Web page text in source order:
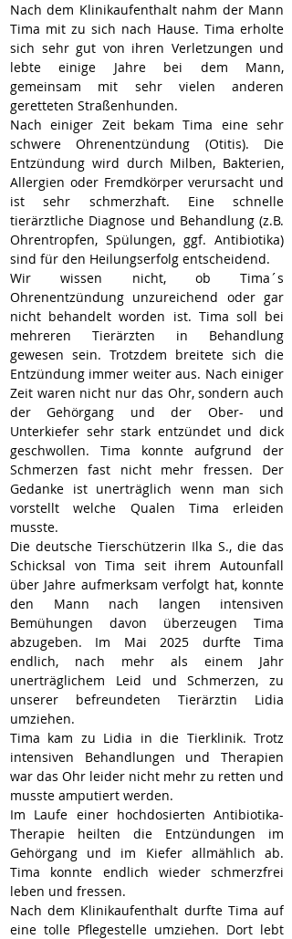
Nach dem Klinikaufenthalt nahm der Mann
Tima mit zu sich nach Hause. Tima erholte
sich sehr gut von ihren Verletzungen und
lebte einige Jahre bei dem Mann,
gemeinsam mit sehr vielen anderen
geretteten Straßenhunden.
Nach einiger Zeit bekam Tima eine sehr
schwere Ohrenentzündung (Otitis). Die
Entzündung wird durch Milben, Bakterien,
Allergien oder Fremdkörper verursacht und
ist sehr schmerzhaft. Eine schnelle
tierärztliche Diagnose und Behandlung (z.B.
Ohrentropfen, Spülungen, ggf. Antibiotika)
sind für den Heilungserfolg entscheidend.
Wir wissen nicht, ob Tima´s
Ohrenentzündung unzureichend oder gar
nicht behandelt worden ist. Tima soll bei
mehreren Tierärzten in Behandlung
gewesen sein. Trotzdem breitete sich die
Entzündung immer weiter aus. Nach einiger
Zeit waren nicht nur das Ohr, sondern auch
der Gehörgang und der Ober- und
Unterkiefer sehr stark entzündet und dick
geschwollen. Tima konnte aufgrund der
Schmerzen fast nicht mehr fressen. Der
Gedanke ist unerträglich wenn man sich
vorstellt welche Qualen Tima erleiden
musste.
Die deutsche Tierschützerin Ilka S., die das
Schicksal von Tima seit ihrem Autounfall
über Jahre aufmerksam verfolgt hat, konnte
den Mann nach langen intensiven
Bemühungen davon überzeugen Tima
abzugeben. Im Mai 2025 durfte Tima
endlich, nach mehr als einem Jahr
unerträglichem Leid und Schmerzen, zu
unserer befreundeten Tierärztin Lidia
umziehen.
Tima kam zu Lidia in die Tierklinik. Trotz
intensiven Behandlungen und Therapien
war das Ohr leider nicht mehr zu retten und
musste amputiert werden.
Im Laufe einer hochdosierten Antibiotika-
Therapie heilten die Entzündungen im
Gehörgang und im Kiefer allmählich ab.
Tima konnte endlich wieder schmerzfrei
leben und fressen.
Nach dem Klinikaufenthalt durfte Tima auf
eine tolle Pflegestelle umziehen. Dort lebt